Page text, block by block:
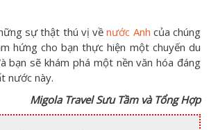
sự thật thú vị vềnước Anh của chúng
hứng cho bạn thực hiện một chuyến du
bạn sẽ khám phá một nền văn hóa đáng
nước này.
Migola Travel Sưu Tầm và Tổng Hợp